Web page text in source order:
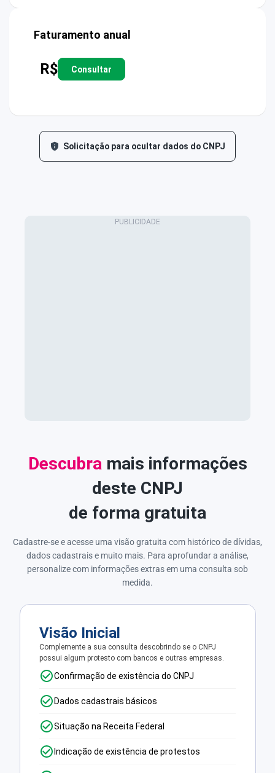
Faturamento anual
R$ Consultar
Solicitação para ocultar dados do CNPJ
Descubramais informações
deste CNPJ
de forma gratuita
Cadastre-se e acesse uma visão gratuita com histórico de dívidas,
dados cadastrais e muito mais. Para aprofundar a análise,
personalize com informações extras em uma consulta sob
medida.
Visão Inicial
Complemente a sua consulta descobrindo se o CNPJ
possui algum protesto com bancos e outras empresas.
Confirmação de existência do CNPJ
Dados cadastrais básicos
Situação na Receita Federal
Indicação de existência de protestos